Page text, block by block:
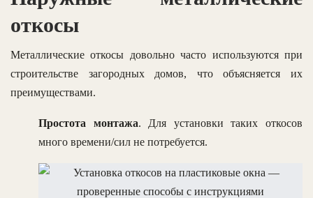
откосы
Металлические откосы довольно часто используются при
строительстве загородных домов, что объясняется их
преимуществами.
Простота монтажа. Для установки таких откосов
много времени/сил не потребуется.